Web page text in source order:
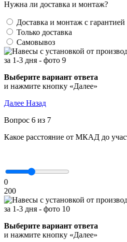
Нужна ли доставка и монтаж?
Доставка и монтаж с гарантией
Только доставка
Самовывоз
Выберите вариант ответа
и нажмите кнопку «Далее»
Далее Назад
Вопрос 6 из 7
Какое расстояние от МКАД до
0
200
Выберите вариант ответа
и нажмите кнопку «Далее»